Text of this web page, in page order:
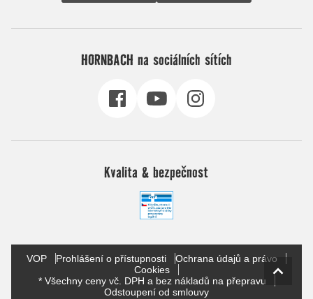
HORNBACH na sociálních sítích
Kvalita & bezpečnost
VOP Prohlášení o přístupnosti
Ochrana údajů a právo
Cookies
* Všechny ceny vč. DPH a bez nákladů na přepravu
Odstoupení od smlouvy